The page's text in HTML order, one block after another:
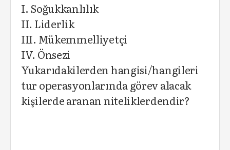
I. Soğukkanlılık
II. Liderlik
III. Mükemmelliyetçi
IV. Önsezi
Yukarıdakilerden hangisi/hangileri
tur operasyonlarında görev alacak
kişilerde aranan niteliklerdendir?